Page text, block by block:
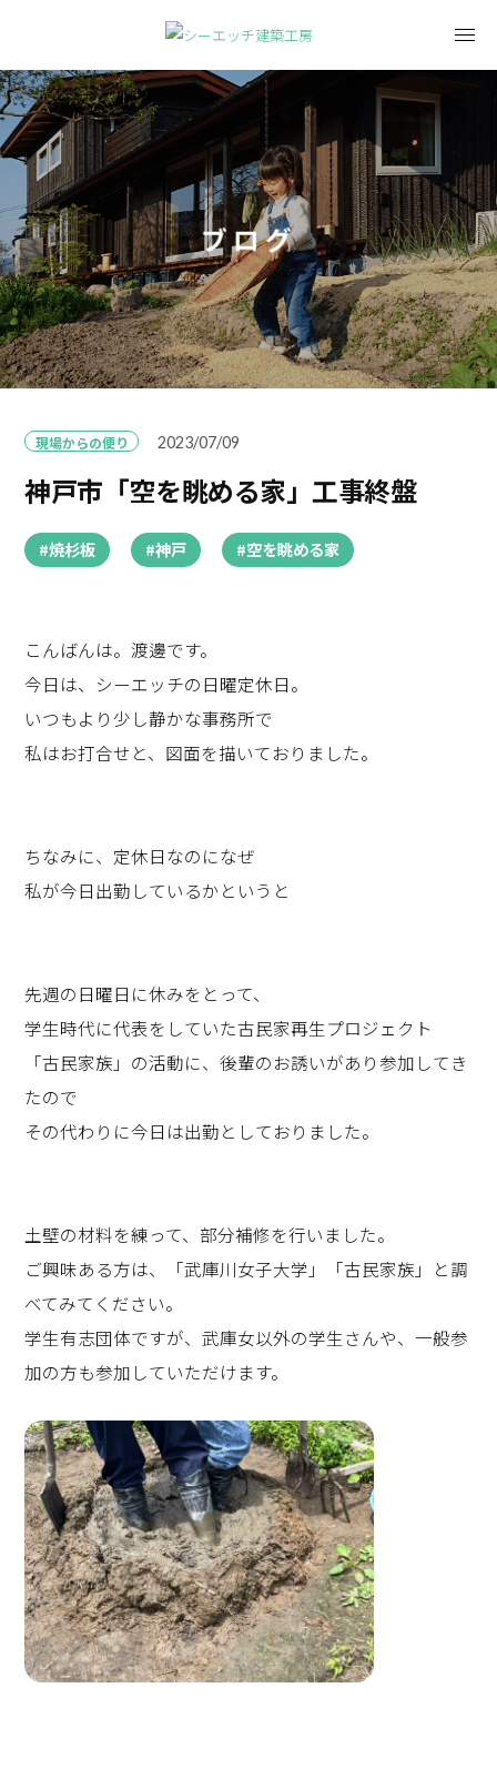
ブログ
現場からの便り 2023/07/09
神戸市「空を眺める家」工事終盤
#焼杉板 #神戸 #空を眺める家
こんばんは。渡邊です。
今日は、シーエッチの日曜定休日。
いつもより少し静かな事務所で
私はお打合せと、図面を描いておりました。
ちなみに、定休日なのになぜ
私が今日出勤しているかというと
先週の日曜日に休みをとって、
学生時代に代表をしていた古民家再生プロジェクト
「古民家族」の活動に、後輩のお誘いがあり参加してき
たので
その代わりに今日は出勤としておりました。
土壁の材料を練って、部分補修を行いました。
ご興味ある方は、「武庫川女子大学」「古民家族」と調
べてみてください。
学生有志団体ですが、武庫女以外の学生さんや、一般参
加の方も参加していただけます。